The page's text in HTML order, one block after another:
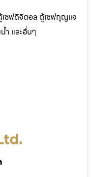
เซฟดิจิตอล ตู้เซฟกุญแจ
ำ และอื่นๆ